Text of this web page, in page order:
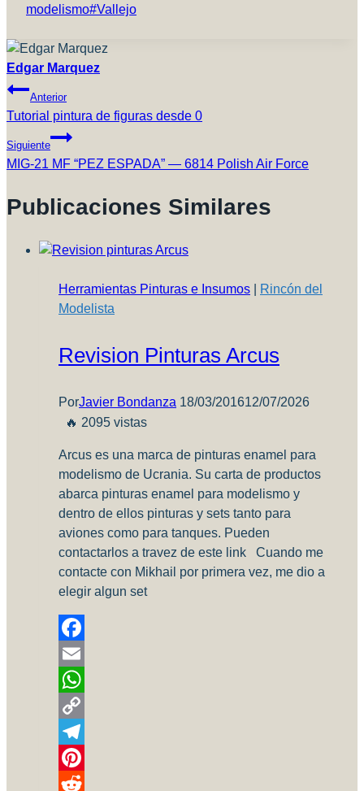
modelismo#Vallejo
Edgar Marquez
Navegación
De
Entradas
Anterior
Tutorial pintura de figuras desde 0
Siguiente
MIG-21 MF “PEZ ESPADA” — 6814 Polish Air Force
Publicaciones Similares
Herramientas Pinturas e Insumos
Rincón del
Modelista
Revision Pinturas Arcus
PorJavier Bondanza 18/03/201612/07/2026
🔥 2095 vistas
Arcus es una marca de pinturas enamel para
modelismo de Ucrania. Su carta de productos
abarca pinturas enamel para modelismo y
dentro de ellos pinturas y sets tanto para
aviones como para tanques. Pueden
contactarlos a travez de este link Cuando me
contacte con Mikhail por primera vez, me dio a
elegir algun set
Facebook
Email
WhatsApp
Copy
Link
Telegram
Pinterest